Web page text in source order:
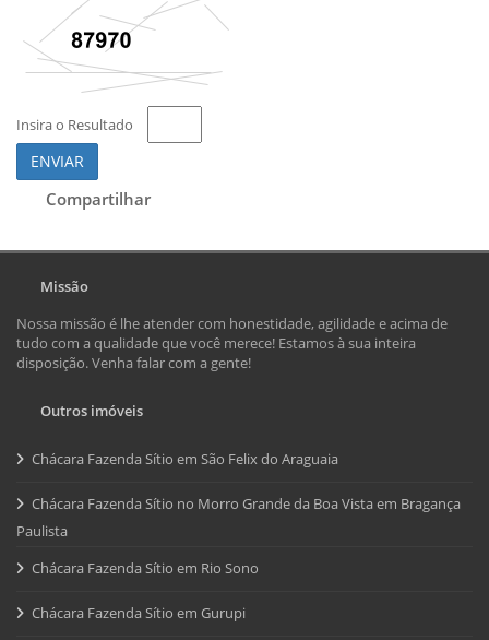
Insira o Resultado
ENVIAR
Compartilhar
Missão
Nossa missão é lhe atender com honestidade, agilidade e acima de
tudo com a qualidade que você merece! Estamos à sua inteira
disposição. Venha falar com a gente!
Outros imóveis
Chácara Fazenda Sítio em São Felix do Araguaia
Chácara Fazenda Sítio no Morro Grande da Boa Vista em Bragança
Paulista
Chácara Fazenda Sítio em Rio Sono
Chácara Fazenda Sítio em Gurupi